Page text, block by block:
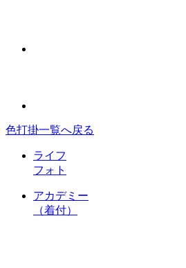
色打掛一覧へ戻る
ライフ
フォト
アカデミー
（着付）